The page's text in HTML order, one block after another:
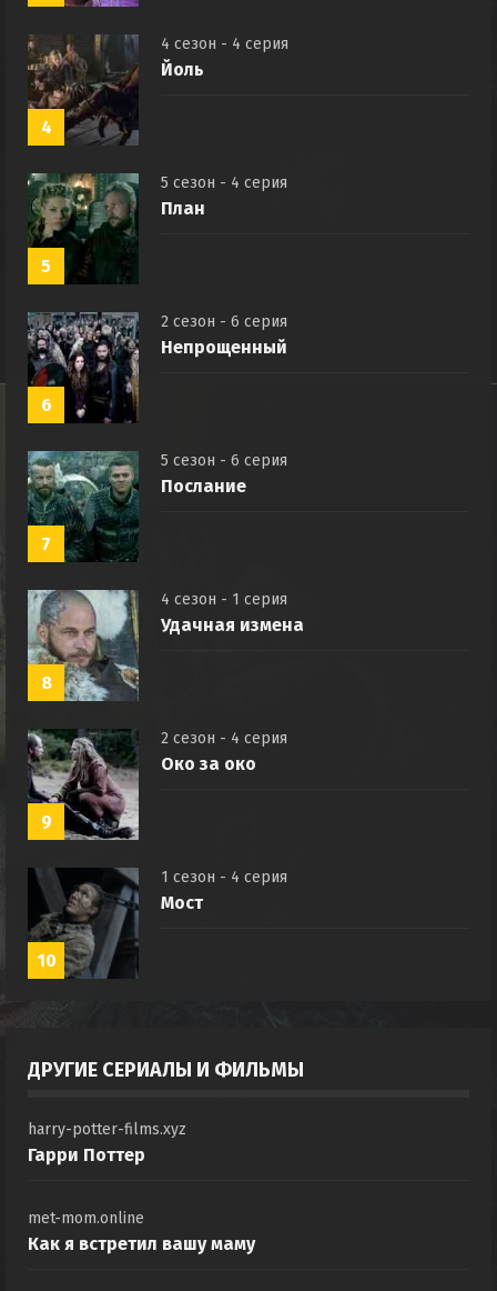
4
4 сезон - 4 серия
Йоль
5
5 сезон - 4 серия
План
6
2 сезон - 6 серия
Непрощенный
7
5 сезон - 6 серия
Послание
8
4 сезон - 1 серия
Удачная измена
9
2 сезон - 4 серия
Око за око
10
1 сезон - 4 серия
Мост
ДРУГИЕ СЕРИАЛЫ И ФИЛЬМЫ
harry-potter-films.xyz
Гарри Поттер
met-mom.online
Как я встретил вашу маму